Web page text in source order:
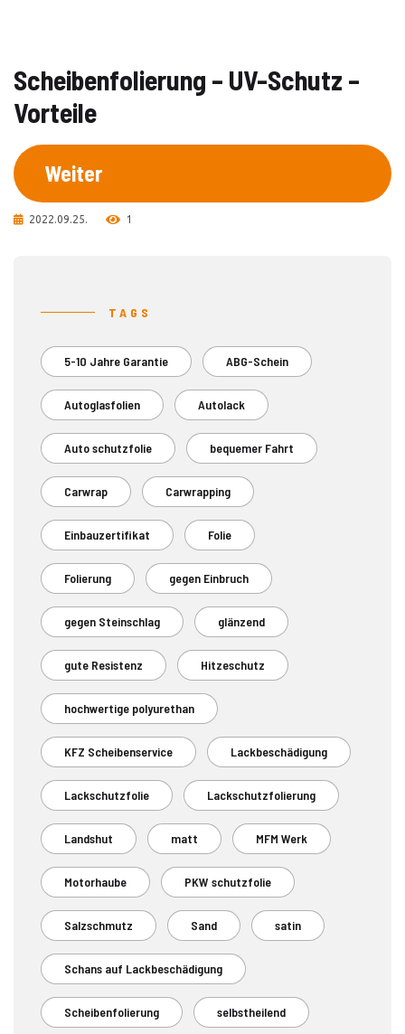
Scheibenfolierung – UV-Schutz –
Vorteile
Weiter
2022.09.25. 1
TAGS
5-10 Jahre Garantie ABG-Schein
Autoglasfolien Autolack
Auto schutzfolie bequemer Fahrt
Carwrap Carwrapping
Einbauzertifikat Folie
Folierung gegen Einbruch
gegen Steinschlag glänzend
gute Resistenz Hitzeschutz
hochwertige polyurethan
KFZ Scheibenservice Lackbeschädigung
Lackschutzfolie Lackschutzfolierung
Landshut matt MFM Werk
Motorhaube PKW schutzfolie
Salzschmutz Sand satin
Schans auf Lackbeschädigung
Scheibenfolierung selbstheilend